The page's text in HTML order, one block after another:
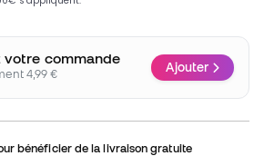
votre commande
4,99 € Ajouter
bénéficier de la livraison gratuite